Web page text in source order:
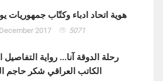
هوية اتحاد ادباء وكتّاب جمهوريات
2017 5071
رحلة الدوقة آنا... رواية التفاصيل
الكاتب العراقي شكر حاجم